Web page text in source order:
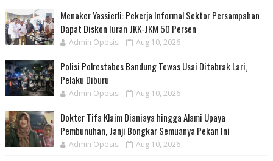
Menaker Yassierli: Pekerja Informal Sektor Persampahan
Dapat Diskon Iuran JKK-JKM 50 Persen
Admin Oposisi Aug 10, 2026
Polisi Polrestabes Bandung Tewas Usai Ditabrak Lari,
Pelaku Diburu
Admin Oposisi Aug 10, 2026
Dokter Tifa Klaim Dianiaya hingga Alami Upaya
Pembunuhan, Janji Bongkar Semuanya Pekan Ini
Admin Oposisi Aug 10, 2026